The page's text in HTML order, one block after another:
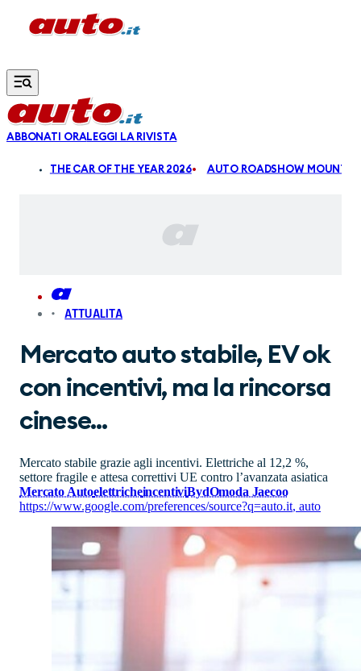
Vai al contenuto principale
ABBONATI ORALEGGI LA RIVISTA
THE CAR OF THE YEAR 2026 AUTO ROADSHOW
ATTUALITA
Mercato auto stabile, EV ok
con incentivi, ma la rincorsa
cinese...
Mercato stabile grazie agli incentivi. Elettriche al 12,2 %,
settore fragile e attesa correttivi UE contro l’avanzata asiatica
Mercato AutoelettricheincentiviBydOmoda Jaecoo
https://www.google.com/preferences/source?q=auto.it, auto